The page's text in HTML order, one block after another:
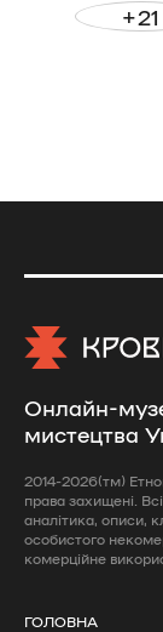
+21
Онлайн-
мистецтва
2014-2026(тм)
права захищені.
аналітика, описи,
особистого
комерційне
ГОЛОВНА